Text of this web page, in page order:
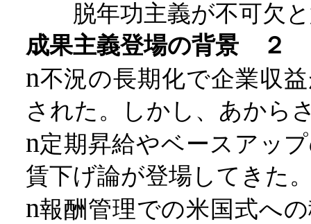
脱年功主義が不可欠と
成果主義登場の背景 ２
n不況の長期化で企業収
された。しかし、あから
n定期昇給やベースアッ
賃下げ論が登場してきた
n報酬管理での米国式へ